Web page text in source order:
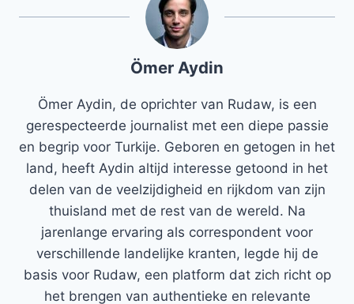
Ömer Aydin
Ömer Aydin, de oprichter van Rudaw, is een
gerespecteerde journalist met een diepe passie
en begrip voor Turkije. Geboren en getogen in het
land, heeft Aydin altijd interesse getoond in het
delen van de veelzijdigheid en rijkdom van zijn
thuisland met de rest van de wereld. Na
jarenlange ervaring als correspondent voor
verschillende landelijke kranten, legde hij de
basis voor Rudaw, een platform dat zich richt op
het brengen van authentieke en relevante